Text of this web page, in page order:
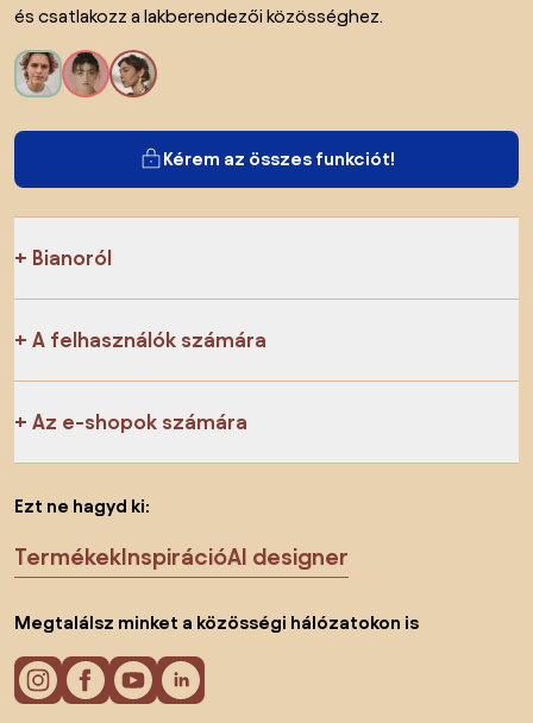
és csatlakozz a lakberendezői közösséghez.
Kérem az összes funkciót!
Bianoról
A felhasználók számára
Az e-shopok számára
Ezt ne hagyd ki:
TermékekInspirációAI designer
Megtalálsz minket a közösségi hálózatokon is